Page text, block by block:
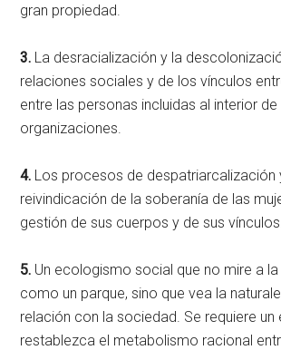
gran propiedad.
3. La desracialización y la
relaciones sociales y de los vínculos
entre las personas incluidas al interior de
organizaciones.
4. Los procesos de despatriarcalización
reivindicación de la soberanía de las
gestión de sus cuerpos y de sus vínculos.
5. Un ecologismo social que no mire a la
como un parque, sino que vea la
relación con la sociedad. Se requiere un
restablezca el metabolismo racional